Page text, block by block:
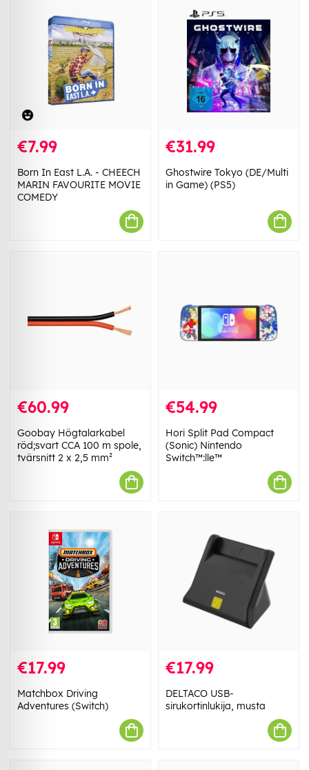
€7.99
Born In East L.A. - CHEECH
MARIN FAVOURITE MOVIE
COMEDY
€31.99
Ghostwire Tokyo (DE/Multi
in Game) (PS5)
€60.99
Goobay Högtalarkabel
röd;svart CCA 100 m spole,
tvärsnitt 2 x 2,5 mm²
€54.99
Hori Split Pad Compact
(Sonic) Nintendo
Switch™:lle™
€17.99
Matchbox Driving
Adventures (Switch)
€17.99
DELTACO USB-
sirukortinlukija, musta